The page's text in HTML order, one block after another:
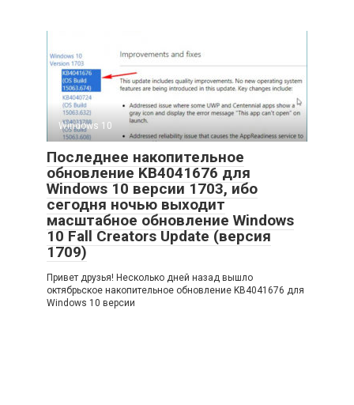
Windows 10
Последнее накопительное
обновление KB4041676 для
Windows 10 версии 1703, ибо
сегодня ночью выходит
масштабное обновление Windows
10 Fall Creators Update (версия
1709)
Привет друзья! Несколько дней назад вышло
октябрьское накопительное обновление KB4041676 для
Windows 10 версии